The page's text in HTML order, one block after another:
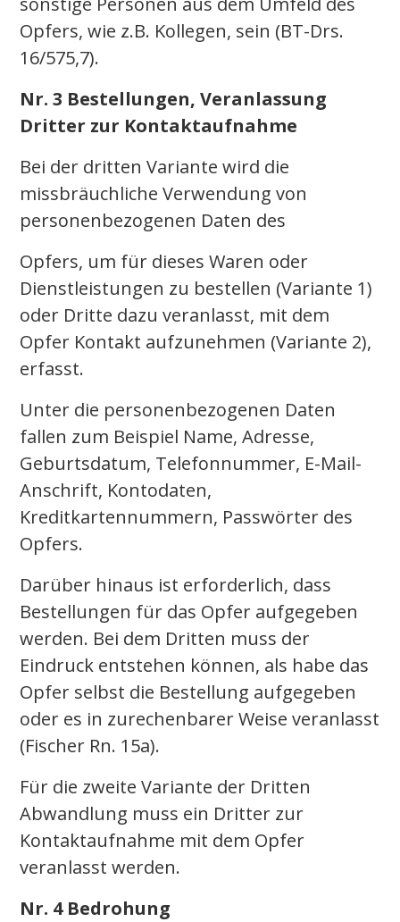
Opfers, wie z.B. Kollegen, sein (BT-Drs.
16/575,7).
Nr. 3 Bestellungen, Veranlassung
Dritter zur Kontaktaufnahme
Bei der dritten Variante wird die
missbräuchliche Verwendung von
personenbezogenen Daten des
Opfers, um für dieses Waren oder
Dienstleistungen zu bestellen (Variante 1)
oder Dritte dazu veranlasst, mit dem
Opfer Kontakt aufzunehmen (Variante 2),
erfasst.
Unter die personenbezogenen Daten
fallen zum Beispiel Name, Adresse,
Geburtsdatum, Telefonnummer, E-Mail-
Anschrift, Kontodaten,
Kreditkartennummern, Passwörter des
Opfers.
Darüber hinaus ist erforderlich, dass
Bestellungen für das Opfer aufgegeben
werden. Bei dem Dritten muss der
Eindruck entstehen können, als habe das
Opfer selbst die Bestellung aufgegeben
oder es in zurechenbarer Weise veranlasst
(Fischer Rn. 15a).
Für die zweite Variante der Dritten
Abwandlung muss ein Dritter zur
Kontaktaufnahme mit dem Opfer
veranlasst werden.
Nr. 4 Bedrohung